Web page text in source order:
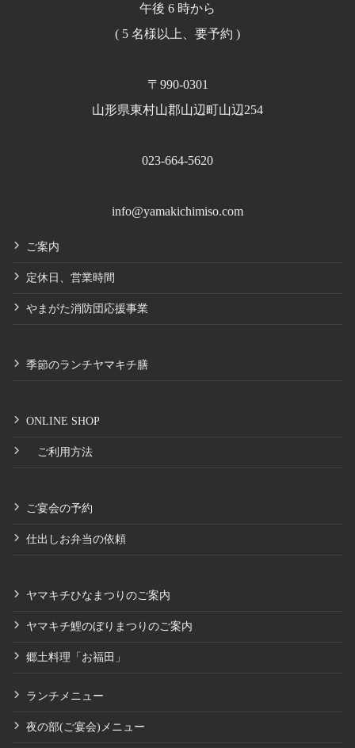
午後 6 時から
( 5 名様以上、要予約 )
〒990-0301
山形県東村山郡山辺町山辺254
023-664-5620
info@yamakichimiso.com
ご案内
定休日、営業時間
やまがた消防団応援事業
季節のランチヤマキチ膳
ONLINE SHOP
ご利用方法
ご宴会の予約
仕出しお弁当の依頼
ヤマキチひなまつりのご案内
ヤマキチ鯉のぼりまつりのご案内
郷土料理「お福田」
ランチメニュー
夜の部(ご宴会)メニュー